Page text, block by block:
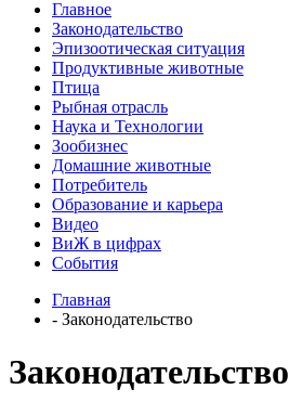
Главное
Законодательство
Эпизоотическая ситуация
Продуктивные животные
Птица
Рыбная отрасль
Наука и Технологии
Зообизнес
Домашние животные
Потребитель
Образование и карьера
Видео
ВиЖ в цифрах
События
Главная
- Законодательство
Законодательство